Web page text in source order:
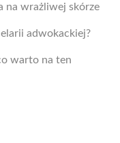
na wrażliwej skórze
adwokackiej?
warto na ten